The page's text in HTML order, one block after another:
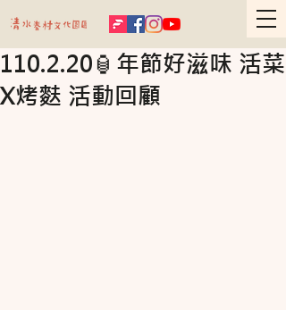
110.2.20🏮年節好滋味 活菜
X烤麩 活動回顧